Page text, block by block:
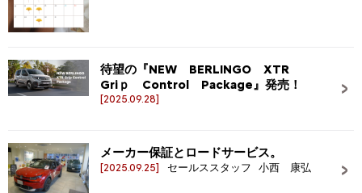
待望の『NEW BERLINGO XTR
Griｐ Control Package』発売！
[2025.09.28]
メーカー保証とロードサービス。
[2025.09.25] セールススタッフ 小西 康弘